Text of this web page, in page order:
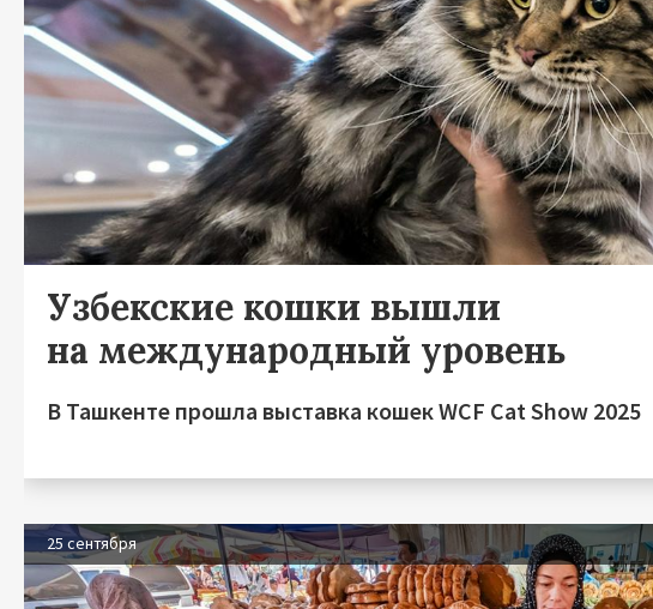
Узбекские кошки вышли
на международный уровень
В Ташкенте прошла выставка кошек WCF Cat Show 2025
25 сентября